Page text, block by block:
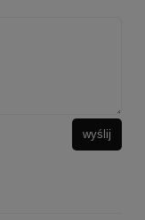
wyślij